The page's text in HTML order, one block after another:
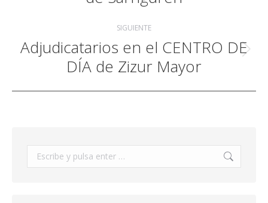
SIGUIENTE
Publicación
siguiente:
Adjudicatarios en el CENTRO DE
DÍA de Zizur Mayor
Buscar: